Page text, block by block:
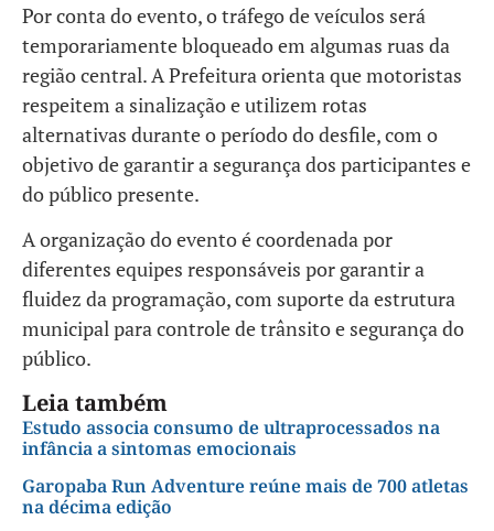
Por conta do evento, o tráfego de veículos será
temporariamente bloqueado em algumas ruas da
região central. A Prefeitura orienta que motoristas
respeitem a sinalização e utilizem rotas
alternativas durante o período do desfile, com o
objetivo de garantir a segurança dos participantes e
do público presente.
A organização do evento é coordenada por
diferentes equipes responsáveis por garantir a
fluidez da programação, com suporte da estrutura
municipal para controle de trânsito e segurança do
público.
Leia também
Estudo associa consumo de ultraprocessados na
infância a sintomas emocionais
Garopaba Run Adventure reúne mais de 700 atletas
na décima edição